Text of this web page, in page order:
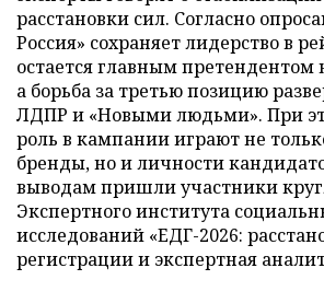
расстановки сил. Согласно
Россия» сохраняет лидерство в
остается главным претендентом
а борьба за третью позицию
ЛДПР и «Новыми людьми». При
роль в кампании играют не
бренды, но и личности
выводам пришли участники
Экспертного института
исследований «ЕДГ-2026:
регистрации и экспертная